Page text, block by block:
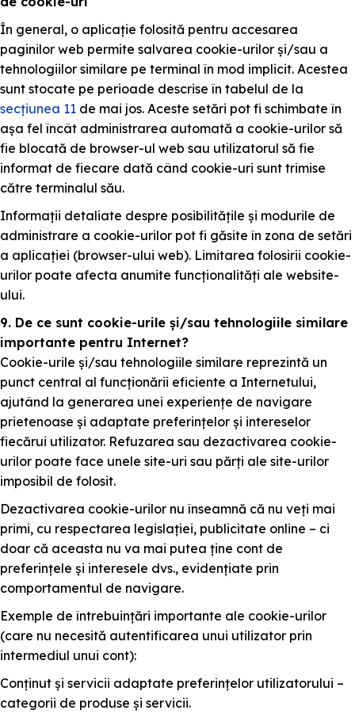
În general, o aplicație folosită pentru accesarea
paginilor web permite salvarea cookie-urilor și/sau a
tehnologiilor similare pe terminal în mod implicit. Acestea
sunt stocate pe perioade descrise în tabelul de la
secțiunea 11 de mai jos. Aceste setări pot fi schimbate în
așa fel încât administrarea automată a cookie-urilor să
fie blocată de browser-ul web sau utilizatorul să fie
informat de fiecare dată când cookie-uri sunt trimise
către terminalul său.
Informații detaliate despre posibilitățile și modurile de
administrare a cookie-urilor pot fi găsite în zona de setări
a aplicației (browser-ului web). Limitarea folosirii cookie-
urilor poate afecta anumite funcționalități ale website-
ului.
9. De ce sunt cookie-urile și/sau tehnologiile similare
importante pentru Internet?
Cookie-urile și/sau tehnologiile similare reprezintă un
punct central al funcționării eficiente a Internetului,
ajutând la generarea unei experiențe de navigare
prietenoase și adaptate preferințelor și intereselor
fiecărui utilizator. Refuzarea sau dezactivarea cookie-
urilor poate face unele site-uri sau părți ale site-urilor
imposibil de folosit.
Dezactivarea cookie-urilor nu înseamnă că nu veți mai
primi, cu respectarea legislației, publicitate online – ci
doar că aceasta nu va mai putea ține cont de
preferințele și interesele dvs., evidențiate prin
comportamentul de navigare.
Exemple de întrebuințări importante ale cookie-urilor
(care nu necesită autentificarea unui utilizator prin
intermediul unui cont):
Conținut și servicii adaptate preferințelor utilizatorului –
categorii de produse și servicii.